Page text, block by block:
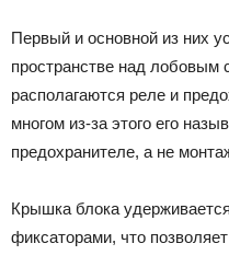
Первый и основной из них
пространстве над лобовым
располагаются реле и
многом из-за этого его
предохранителе, а не
Крышка блока
фиксаторами, что